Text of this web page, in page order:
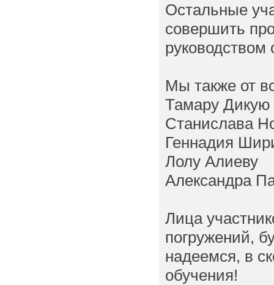
Остальные
совершить
Мы также от
Тамару Дикую
Станислава
Геннадия
Лолу Алиеву
Александра
Лица
погружений,
надеемся, в
обучения!